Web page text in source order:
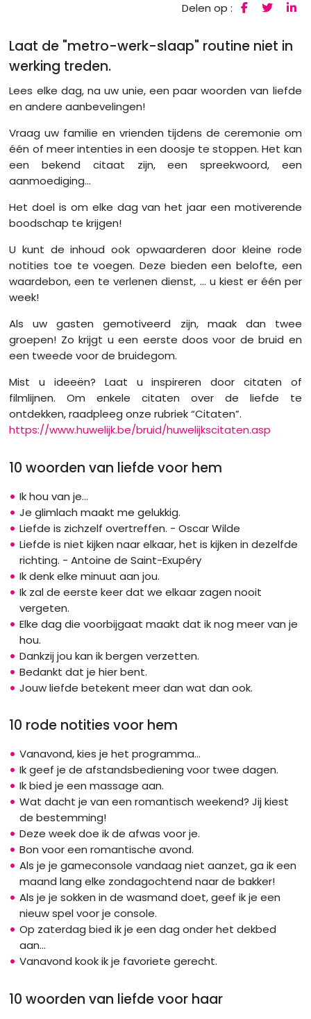
Delen op :
Laat de "metro-werk-slaap" routine niet in
werking treden.
Lees elke dag, na uw unie, een paar woorden van liefde
en andere aanbevelingen!
Vraag uw familie en vrienden tijdens de ceremonie om
één of meer intenties in een doosje te stoppen. Het kan
een bekend citaat zijn, een spreekwoord, een
aanmoediging...
Het doel is om elke dag van het jaar een motiverende
boodschap te krijgen!
U kunt de inhoud ook opwaarderen door kleine rode
notities toe te voegen. Deze bieden een belofte, een
waardebon, een te verlenen dienst, ... u kiest er één per
week!
Als uw gasten gemotiveerd zijn, maak dan twee
groepen! Zo krijgt u een eerste doos voor de bruid en
een tweede voor de bruidegom.
Mist u ideeën? Laat u inspireren door citaten of
filmlijnen. Om enkele citaten over de liefde te
ontdekken, raadpleeg onze rubriek “Citaten”.
https://www.huwelijk.be/bruid/huwelijkscitaten.asp
10 woorden van liefde voor hem
Ik hou van je…​
Je glimlach maakt me gelukkig.
Liefde is zichzelf overtreffen. - Oscar Wilde
Liefde is niet kijken naar elkaar, het is kijken in dezelfde
richting. - Antoine de Saint-Exupéry
Ik denk elke minuut aan jou.
Ik zal de eerste keer dat we elkaar zagen nooit
vergeten.
Elke dag die voorbijgaat maakt dat ik nog meer van je
hou.
Dankzij jou kan ik bergen verzetten.
Bedankt dat je hier bent.
Jouw liefde betekent meer dan wat dan ook.
10 rode notities voor hem
Vanavond, kies je het programma...
Ik geef je de afstandsbediening voor twee dagen.
Ik bied je een massage aan.
Wat dacht je van een romantisch weekend? Jij kiest
de bestemming!
Deze week doe ik de afwas voor je.
Bon voor een romantische avond.
Als je je gameconsole vandaag niet aanzet, ga ik een
maand lang elke zondagochtend naar de bakker!
Als je je sokken in de wasmand doet, geef ik je een
nieuw spel voor je console.
Op zaterdag bied ik je een dag onder het dekbed
aan...
Vanavond kook ik je favoriete gerecht.
10 woorden van liefde voor haar